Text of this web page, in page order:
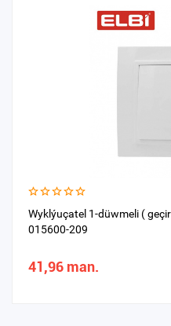
Wyklýuçatel 1-düwmeli (
015600-209
41,96 man.